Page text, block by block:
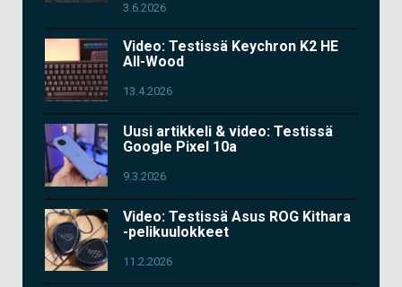
3.6.2026
Video: Testissä Keychron K2 HE
All-Wood
13.4.2026
Uusi artikkeli & video: Testissä
Google Pixel 10a
9.3.2026
Video: Testissä Asus ROG Kithara
-pelikuulokkeet
11.2.2026